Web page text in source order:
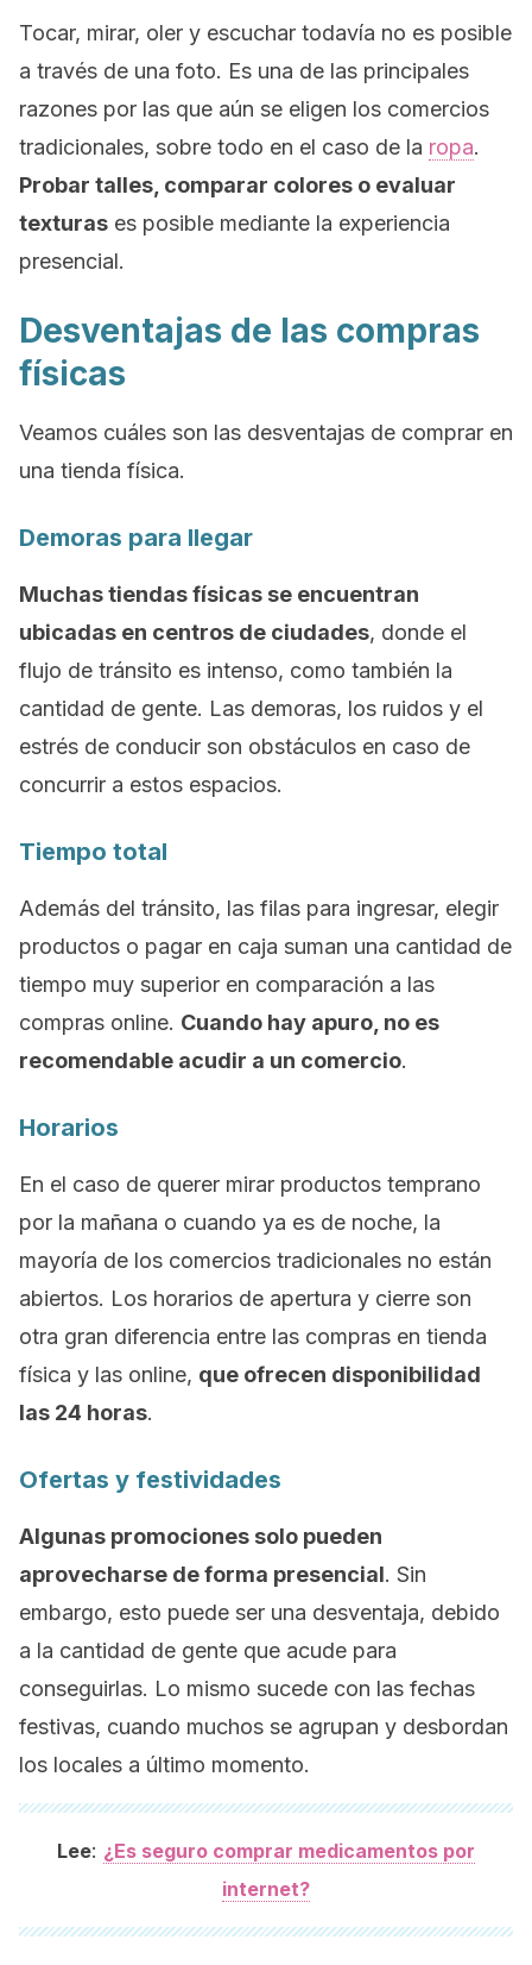
Tocar, mirar, oler y escuchar todavía no es posible
a través de una foto. Es una de las principales
razones por las que aún se eligen los comercios
tradicionales, sobre todo en el caso de la ropa.
Probar talles, comparar colores o evaluar
texturas es posible mediante la experiencia
presencial.
Desventajas de las compras
físicas
Veamos cuáles son las desventajas de comprar en
una tienda física.
Demoras para llegar
Muchas tiendas físicas se encuentran
ubicadas en centros de ciudades, donde el
flujo de tránsito es intenso, como también la
cantidad de gente. Las demoras, los ruidos y el
estrés de conducir son obstáculos en caso de
concurrir a estos espacios.
Tiempo total
Además del tránsito, las filas para ingresar, elegir
productos o pagar en caja suman una cantidad de
tiempo muy superior en comparación a las
compras online. Cuando hay apuro, no es
recomendable acudir a un comercio.
Horarios
En el caso de querer mirar productos temprano
por la mañana o cuando ya es de noche, la
mayoría de los comercios tradicionales no están
abiertos. Los horarios de apertura y cierre son
otra gran diferencia entre las compras en tienda
física y las online, que ofrecen disponibilidad
las 24 horas.
Ofertas y festividades
Algunas promociones solo pueden
aprovecharse de forma presencial. Sin
embargo, esto puede ser una desventaja, debido
a la cantidad de gente que acude para
conseguirlas. Lo mismo sucede con las fechas
festivas, cuando muchos se agrupan y desbordan
los locales a último momento.
Lee: ¿Es seguro comprar medicamentos por
internet?